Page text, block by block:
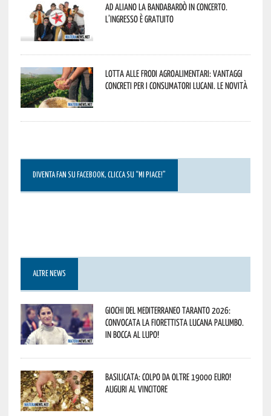
Ad Aliano la Bandabardò in concerto.
L’ingresso è gratuito
Lotta alle frodi agroalimentari: vantaggi
concreti per i consumatori lucani. Le novità
DIVENTA FAN SU FACEBOOK, CLICCA SU “MI PIACE!”
ALTRE NEWS
Giochi del Mediterraneo Taranto 2026:
convocata la fiorettista lucana Palumbo.
In bocca al lupo!
Basilicata: colpo da oltre 19000 Euro!
Auguri al vincitore